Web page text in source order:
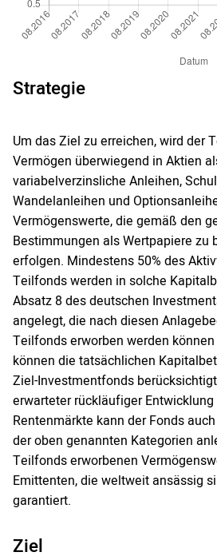
Strategie
Um das Ziel zu erreichen, wird der
Vermögen überwiegend in Aktien
variabelverzinsliche Anleihen,
Wandelanleihen und
Vermögenswerte, die gemäß den
Bestimmungen als Wertpapiere zu
erfolgen. Mindestens 50% des
Teilfonds werden in solche
Absatz 8 des deutschen
angelegt, die nach diesen
Teilfonds erworben werden
können die tatsächlichen
Ziel-Investmentfonds
erwarteter rückläufiger Entwicklung
Rentenmärkte kann der Fonds
der oben genannten Kategorien
Teilfonds erworbenen
Emittenten, die weltweit ansässig
garantiert.
Ziel